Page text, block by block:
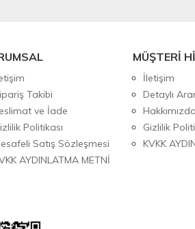
Takibi
ve İade
Politikası
Satış Sözleşmesi
AYDINLATMA METNİ
MÜŞTERİ
İletişim
Detaylı
Hakkımızda
Gizlilik
KVKK